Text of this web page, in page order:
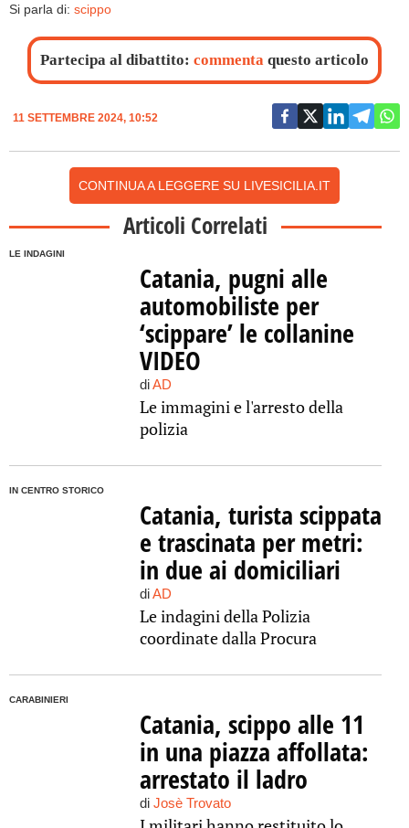
Si parla di: scippo
Partecipa al dibattito: commenta questo articolo
11 SETTEMBRE 2024, 10:52
CONTINUA A LEGGERE SU LIVESICILIA.IT
Articoli Correlati
LE INDAGINI
Catania, pugni alle
automobiliste per
‘scippare’ le collanine
VIDEO
diAD
Le immagini e l'arresto della
polizia
IN CENTRO STORICO
Catania, turista scippata
e trascinata per metri:
in due ai domiciliari
diAD
Le indagini della Polizia
coordinate dalla Procura
CARABINIERI
Catania, scippo alle 11
in una piazza affollata:
arrestato il ladro
di Josè Trovato